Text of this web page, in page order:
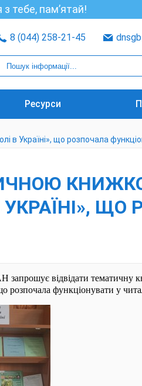
тебе, пам’ятай!
8 (044) 258-21-45
Ресурси
Україні», що розпочала
ЩО
запрошує відвідати тематичну
розпочала функціонувати у